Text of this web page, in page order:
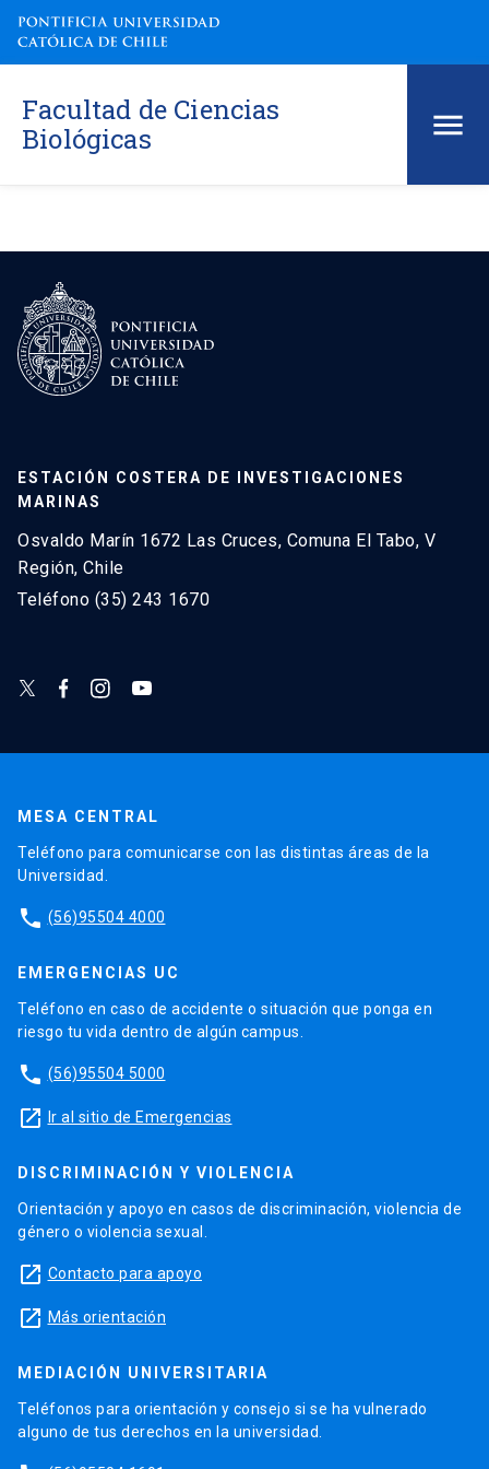
Facultad de Ciencias
Biológicas
ESTACIÓN COSTERA DE INVESTIGACIONES
MARINAS
Osvaldo Marín 1672 Las Cruces, Comuna El Tabo, V
Región, Chile
Teléfono (35) 243 1670
MESA CENTRAL
Teléfono para comunicarse con las distintas áreas de la
Universidad.
phone (56)95504 4000
EMERGENCIAS UC
Teléfono en caso de accidente o situación que ponga en
riesgo tu vida dentro de algún campus.
phone (56)95504 5000
launch Ir al sitio de Emergencias
DISCRIMINACIÓN Y VIOLENCIA
Orientación y apoyo en casos de discriminación, violencia de
género o violencia sexual.
launch Contacto para apoyo
launch Más orientación
MEDIACIÓN UNIVERSITARIA
Teléfonos para orientación y consejo si se ha vulnerado
alguno de tus derechos en la universidad.